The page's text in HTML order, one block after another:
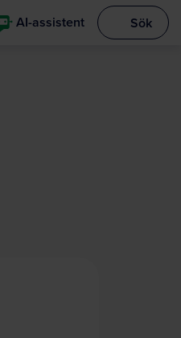
AI-assistent Visa
Sök